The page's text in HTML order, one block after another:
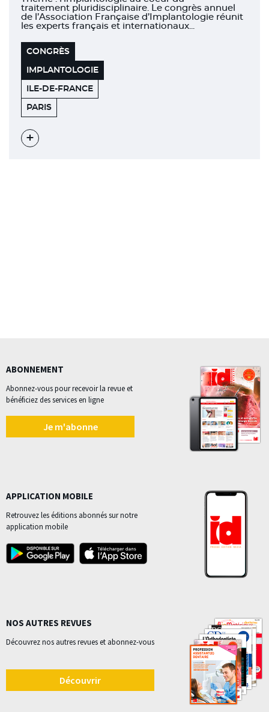
traitement pluridisciplinaire. Le congrès annuel
de l’Association Française d’Implantologie réunit
les experts français et internationaux...
CONGRÈS
IMPLANTOLOGIE
ILE-DE-FRANCE
ÉTOILE
BUSINESS
PARIS
Voir
ABONNEMENT
Abonnez-vous pour recevoir la revue et
bénéficiez des services en ligne
Je m'abonne
APPLICATION MOBILE
Retrouvez les éditions abonnés sur notre
application mobile
NOS AUTRES REVUES
Découvrez nos autres revues et abonnez-vous
Découvrir